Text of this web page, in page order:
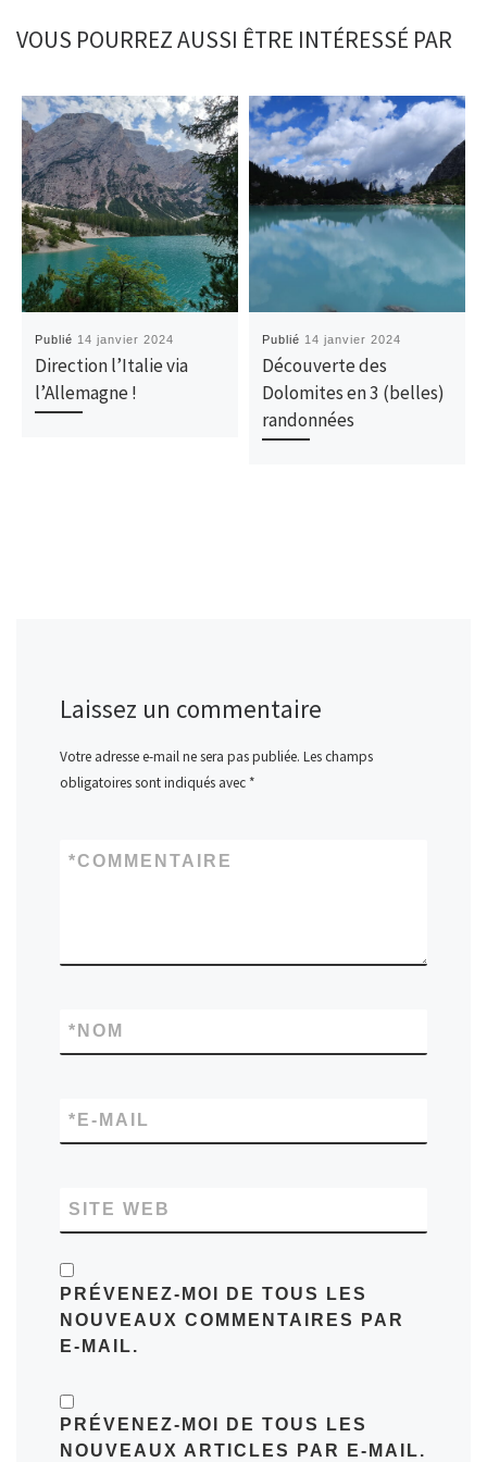
VOUS POURREZ AUSSI ÊTRE INTÉRESSÉ PAR
Publié 14 janvier 2024
Direction l’Italie via
l’Allemagne !
Publié 14 janvier 2024
Découverte des
Dolomites en 3 (belles)
randonnées
Laissez un commentaire
Votre adresse e-mail ne sera pas publiée. Les champs
obligatoires sont indiqués avec *
COMMENTAIRE
*
NOM
*
E-MAIL
*
SITE WEB
PRÉVENEZ-MOI DE TOUS LES
NOUVEAUX COMMENTAIRES PAR
E-MAIL.
PRÉVENEZ-MOI DE TOUS LES
NOUVEAUX ARTICLES PAR E-MAIL.